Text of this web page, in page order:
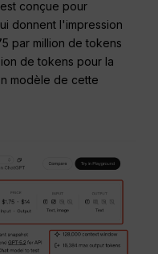
conçue pour
donnent l'impression
par million de tokens
de tokens pour la
modèle de cette